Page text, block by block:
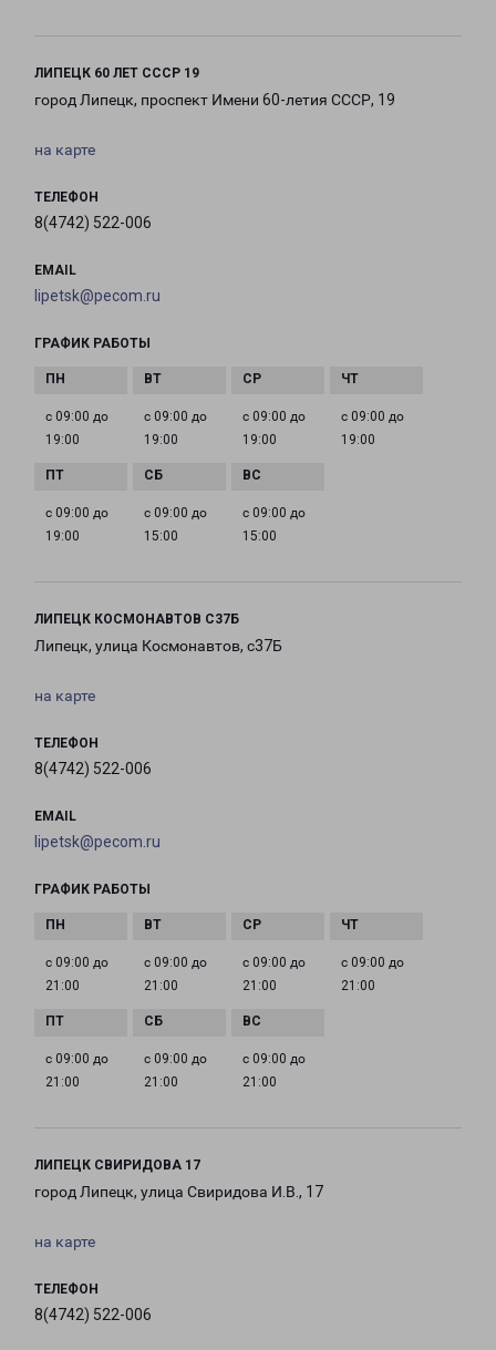
ЛИПЕЦК 60 ЛЕТ СССР 19
город Липецк, проспект Имени 60-летия СССР, 19
на карте
ТЕЛЕФОН
8(4742) 522-006
EMAIL
lipetsk@pecom.ru
ГРАФИК РАБОТЫ
с 09:00 до
19:00
с 09:00 до
19:00
с 09:00 до
19:00
с 09:00 до
19:00
с 09:00 до
19:00
с 09:00 до
15:00
с 09:00 до
15:00
ЛИПЕЦК КОСМОНАВТОВ С37Б
Липецк, улица Космонавтов, с37Б
на карте
ТЕЛЕФОН
8(4742) 522-006
EMAIL
lipetsk@pecom.ru
ГРАФИК РАБОТЫ
с 09:00 до
21:00
с 09:00 до
21:00
с 09:00 до
21:00
с 09:00 до
21:00
с 09:00 до
21:00
с 09:00 до
21:00
с 09:00 до
21:00
ЛИПЕЦК СВИРИДОВА 17
город Липецк, улица Свиридова И.В., 17
на карте
ТЕЛЕФОН
8(4742) 522-006